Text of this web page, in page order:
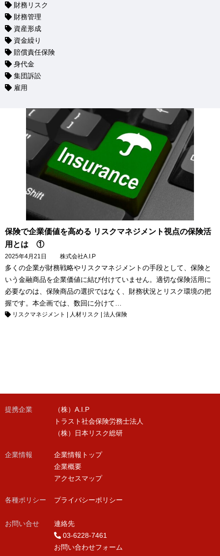
財務リスク
財務管理
資産形成
資金繰り
賠償責任保険
身代金
集団訴訟
雇用
保険で企業価値を高める リスクマネジメント視点の保険活
用とは ①
2025年4月21日 株式会社A.I.P
多くの企業が財務戦略やリスクマネジメントの手段として、保険と
いう金融商品を企業価値に結び付けていません。適切な保険活用に
必要なのは、保険商品の選択ではなく、財務状況とリスク環境の把
握です。本企画では、数回に分けて…
リスクマネジメント 人材リスク 法人保険
提携企業
（株）A.I.P
トラスト社会保険労務士法人
（株）日本リスク総研
企業情報
企業情報トップ
企業概要
アクセスマップ
各種ポリシー
お問い合せ
プライバシーポリシー
連絡先
03-6228-7461
お問い合わせフォーム